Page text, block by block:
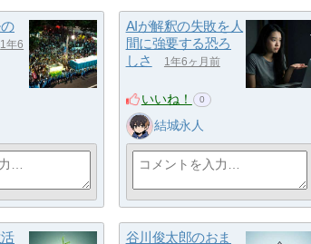
1年6
AIが解釈の失敗を人
間に強要する恐ろ
しさ
1年6ヶ月前
いいね！ 0
結城永人
谷川俊太郎のおま